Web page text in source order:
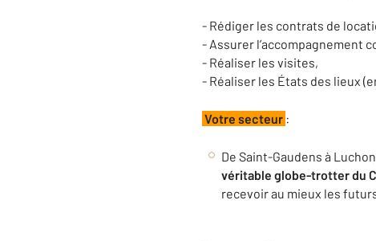
- Rédiger les contrats de
- Assurer l’accompagnement
- Réaliser les visites,
- Réaliser les États des lieux
Votre secteur :
De Saint-Gaudens à
véritable globe-trotter du
recevoir au mieux les